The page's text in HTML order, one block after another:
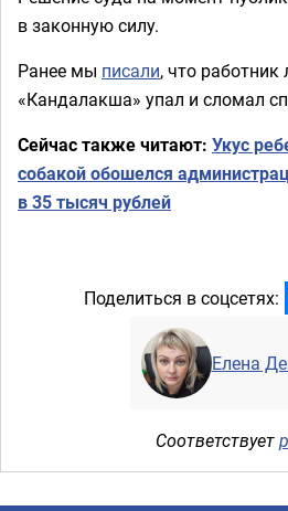
в законную силу.
Ранее мы писали, что
«Кандалакша» упал и сломал
Сейчас также читают: Укус
собакой обошелся
в 35 тысяч рублей
Поделиться в соцсетях:
Елена
Соответствует